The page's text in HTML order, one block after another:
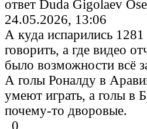
ответ Duda Gigolaev
24.05.2026, 13:06
А куда испарились
говорить, а где видео
было возможности всё
А голы Роналду в
умеют играть, а голы в
почему-то дворовые.
0